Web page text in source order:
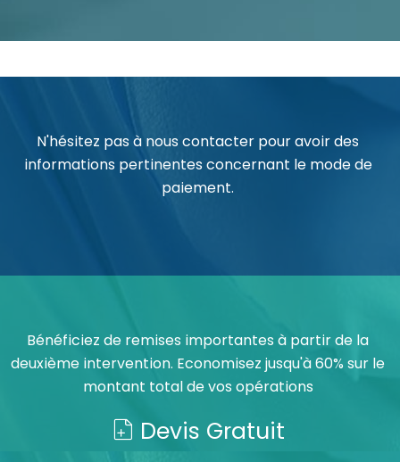
N'hésitez pas à nous contacter pour avoir des
informations pertinentes concernant le mode de
paiement.
Bénéficiez de remises importantes à partir de la
deuxième intervention. Economisez jusqu'à 60% sur le
montant total de vos opérations
Devis Gratuit